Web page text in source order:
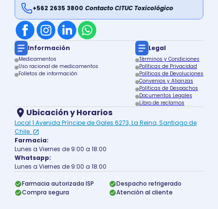
+562 2635 3800 Contacto CITUC Toxicológico
Información
Medicamentos
Uso racional de medicamentos
Folletos de información
Legal
Términos y Condiciones
Políticas de Privacidad
Políticas de Devoluciones
Convenios y Alianzas
Políticas de Despachos
Documentos Legales
Libro de reclamos
Ubicación y Horarios
Local 1 Avenida Príncipe de Gales 6273, La Reina, Santiago de
Chile.
Farmacia:
Lunes a Viernes de 9:00 a 18:00
Whatsapp:
Lunes a Viernes de 9:00 a 18:00
Farmacia autorizada ISP
Despacho refrigerado
Compra segura
Atención al cliente